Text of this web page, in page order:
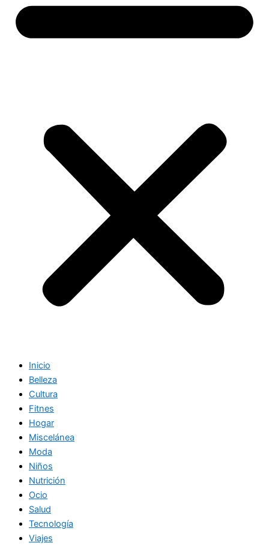
Inicio
Belleza
Cultura
Fitnes
Hogar
Miscelánea
Moda
Niños
Nutrición
Ocio
Salud
Tecnología
Viajes